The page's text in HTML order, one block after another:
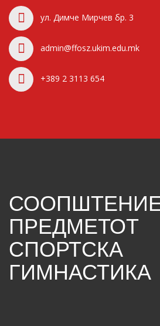
ул. Димче Мирчев бр. 3
admin@ffosz.ukim.edu.mk
+389 2 3113 654
ПРЕДМЕТОТ
СПОРТСКА
ГИМНАСТИКА